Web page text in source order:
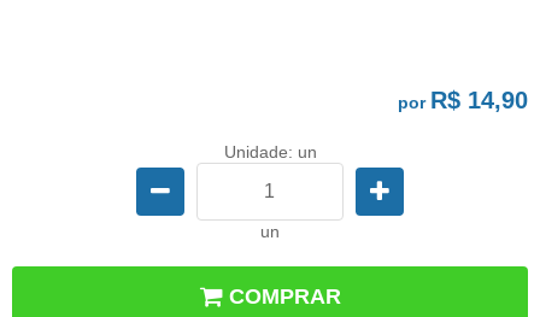
por R$ 14,90
Unidade: un
un
COMPRAR